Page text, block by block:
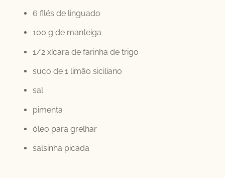
6 filés de linguado
100 g de manteiga
1/2 xícara de farinha de trigo
suco de 1 limão siciliano
sal
pimenta
óleo para grelhar
salsinha picada